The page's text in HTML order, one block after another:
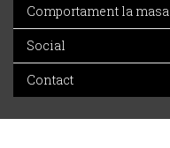
Comportament la masa
Social
Contact